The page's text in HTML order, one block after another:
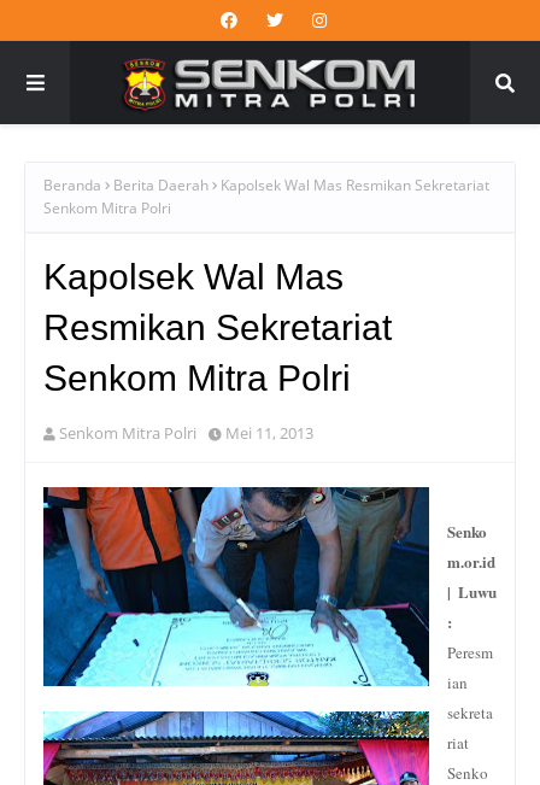
Beranda Berita Daerah
Kapolsek Wal Mas Resmikan Sekretariat
Senkom Mitra Polri
Kapolsek Wal Mas
Resmikan Sekretariat
Senkom Mitra Polri
Senkom Mitra Polri Mei 11, 2013
Senko
m.or.id
| Luwu
:
Peresm
ian
sekreta
riat
Senko